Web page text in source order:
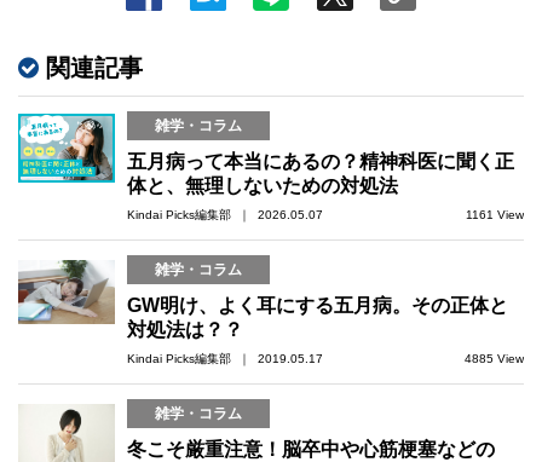
関連記事
雑学・コラム
五月病って本当にあるの？精神科医に聞く正
体と、無理しないための対処法
Kindai Picks編集部 ｜ 2026.05.07 1161 View
雑学・コラム
GW明け、よく耳にする五月病。その正体と
対処法は？？
Kindai Picks編集部 ｜ 2019.05.17 4885 View
雑学・コラム
冬こそ厳重注意！脳卒中や心筋梗塞などの